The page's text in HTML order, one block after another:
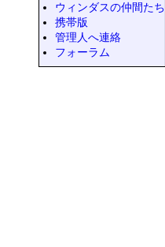
ウィンダスの仲間たち
携帯版
管理人へ連絡
フォーラム